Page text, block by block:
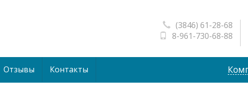
(3846) 61-28-68
8-961-730-68-88
Отзывы Контакты